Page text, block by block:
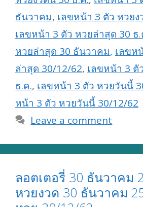
ธันวาคม, เลขหน้า 3 ตัว หวย
เลขหน้า 3 ตัว หวยล่าสุด 30 ธ.
หวยล่าสุด 30 ธันวาคม, เลขห
ล่าสุด 30/12/62, เลขหน้า 3 ตั
ธ.ค., เลขหน้า 3 ตัว หวยวันนี้
หน้า 3 ตัว หวยวันนี้ 30/12/62
Leave a comment
ลอตเตอรี่ 30 ธันวาคม
หวยงวด 30 ธันวาคม